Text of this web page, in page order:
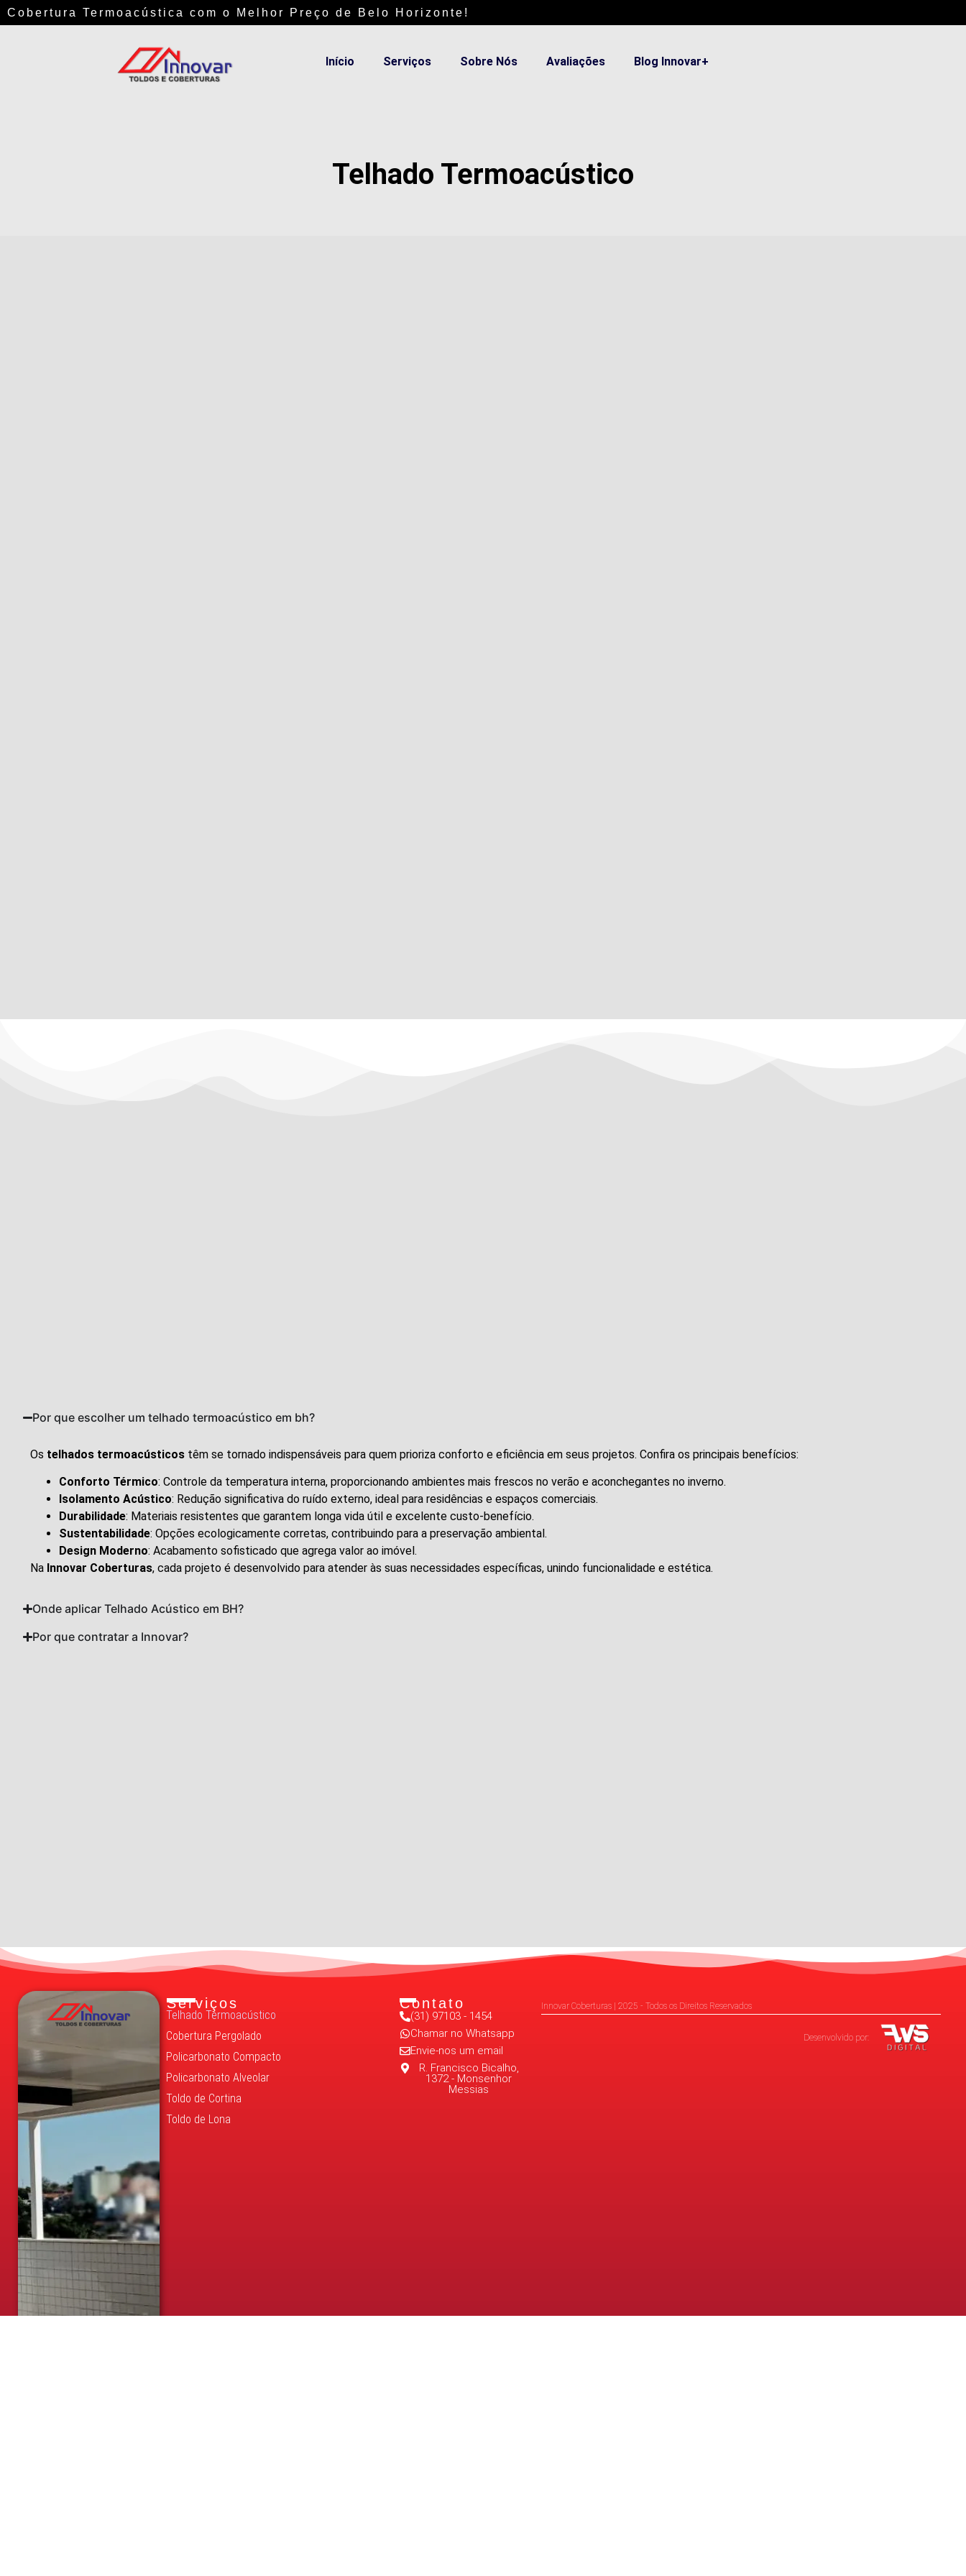
Cobertura Termoacústica com o Melhor Preço de Belo Horizonte!
Início Serviços Sobre Nós Avaliações Blog Innovar+
Telhado Termoacústico
Por que escolher um telhado termoacústico em bh?
Os telhados termoacústicos têm se tornado indispensáveis para quem prioriza conforto e eficiência em seus projetos. Confira os principais benefícios:
Conforto Térmico: Controle da temperatura interna, proporcionando ambientes mais frescos no verão e aconchegantes no inverno.
Isolamento Acústico: Redução significativa do ruído externo, ideal para residências e espaços comerciais.
Durabilidade: Materiais resistentes que garantem longa vida útil e excelente custo-benefício.
Sustentabilidade: Opções ecologicamente corretas, contribuindo para a preservação ambiental.
Design Moderno: Acabamento sofisticado que agrega valor ao imóvel.
Na Innovar Coberturas, cada projeto é desenvolvido para atender às suas necessidades específicas, unindo funcionalidade e estética.
Onde aplicar Telhado Acústico em BH?
Por que contratar a Innovar?
Serviços
Telhado Termoacústico
Cobertura Pergolado
Policarbonato Compacto
Policarbonato Alveolar
Toldo de Cortina
Toldo de Lona
Contato
(31) 97103 - 1454
Chamar no Whatsapp
Envie-nos um email
R. Francisco Bicalho,
1372 - Monsenhor
Messias
Innovar Coberturas | 2025 - Todos os Direitos Reservados
Desenvolvido por: